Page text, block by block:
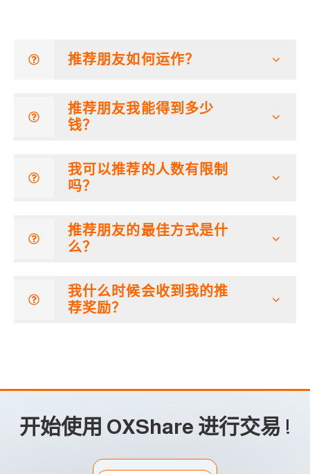
推荐朋友如何运作？
推荐朋友我能得到多少
钱？
我可以推荐的人数有限制
吗？
推荐朋友的最佳方式是什
么？
我什么时候会收到我的推
荐奖励？
开始使用 OXShare 进行交易 !